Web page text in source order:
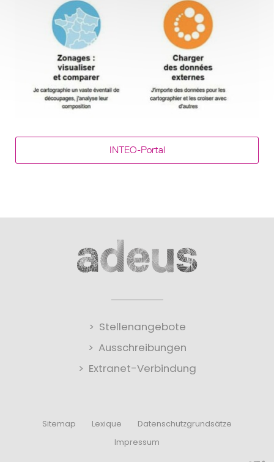
INTEO-Portal
Stellenangebote
Ausschreibungen
Extranet-Verbindung
Sitemap Lexique
Datenschutzgrundsätze
Impressum